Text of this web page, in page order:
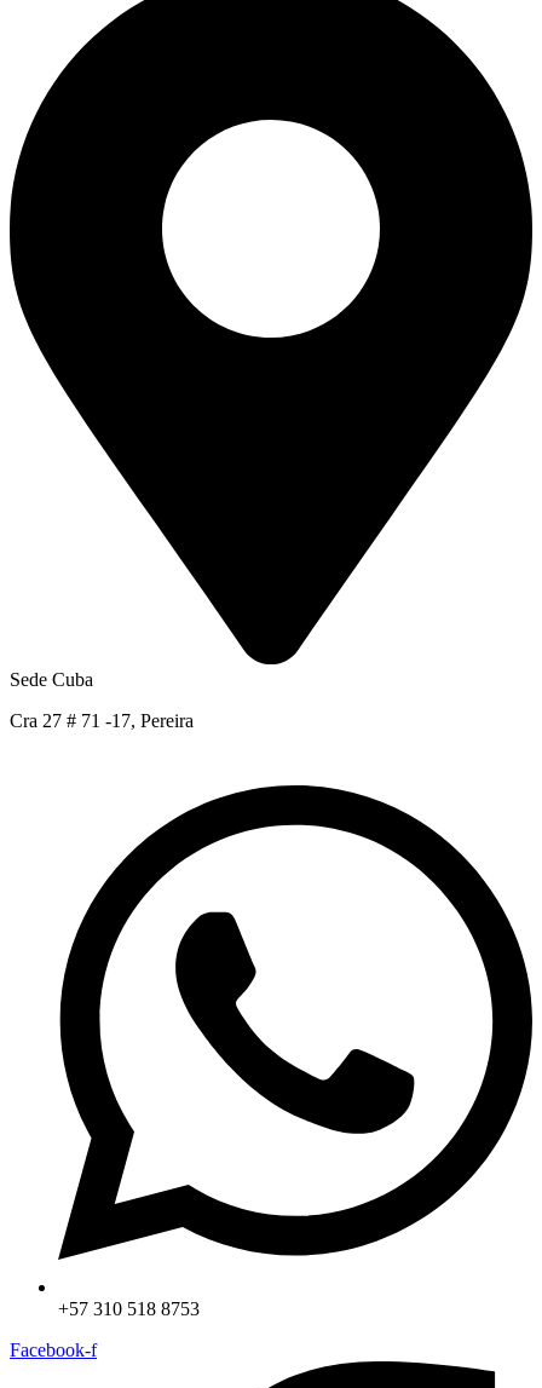
Sede Cuba
Cra 27 # 71 -17, Pereira
+57 310 518 8753
Facebook-f